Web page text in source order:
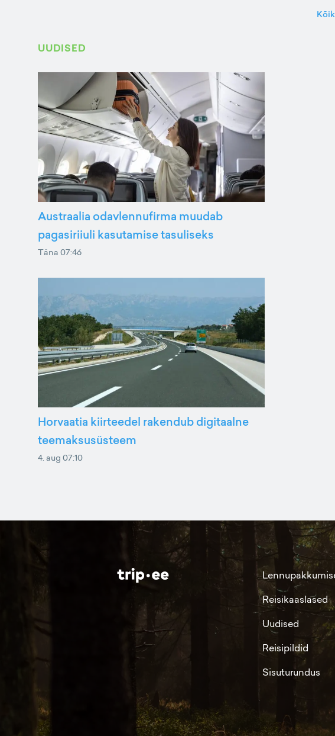
UUDISED
Austraalia odavlennufirma muudab
pagasiriiuli kasutamise tasuliseks
Täna 07:46
Horvaatia kiirteedel rakendub digitaalne
teemaksusüsteem
4. aug 07:10
Reisikaaslased
Uudised
Reisipildid
Sisuturundus